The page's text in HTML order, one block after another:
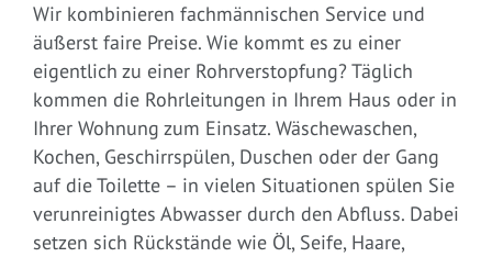
Wir kombinieren fachmännischen Service und
äußerst faire Preise. Wie kommt es zu einer
eigentlich zu einer Rohrverstopfung? Täglich
kommen die Rohrleitungen in Ihrem Haus oder in
Ihrer Wohnung zum Einsatz. Wäschewaschen,
Kochen, Geschirrspülen, Duschen oder der Gang
auf die Toilette – in vielen Situationen spülen Sie
verunreinigtes Abwasser durch den Abfluss. Dabei
setzen sich Rückstände wie Öl, Seife, Haare,